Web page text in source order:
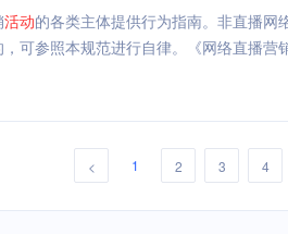
活动的各类主体提供行为指南。非直播网
，可参照本规范进行自律。《网络直播营
< 1 2 3 4